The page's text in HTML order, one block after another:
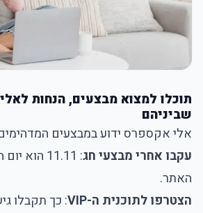
תוכלו למצוא מבצעים, הנחות
שביניהם
אלי אקספרס ידוע במבצעים
עקבו אחרי מבצעי חג
: 11.11
האתר.
הצטרפו לתוכנית ה-VIP
: כך תקבלו